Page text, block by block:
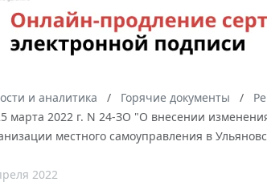
и аналитика Горячие документы
марта 2022 г. N 24-ЗО "О внесении
местного самоуправления в
2022